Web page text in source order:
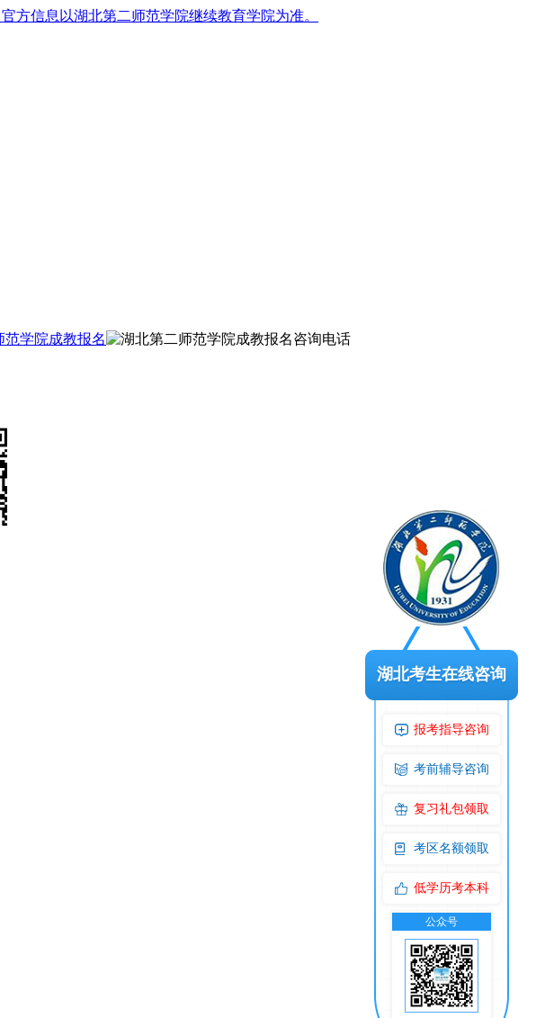
方信息以湖北第二师范学院继续教育学院为准。
湖北考生在线咨询
报考指导咨询
考前辅导咨询
复习礼包领取
考区名额领取
低学历考本科
公众号